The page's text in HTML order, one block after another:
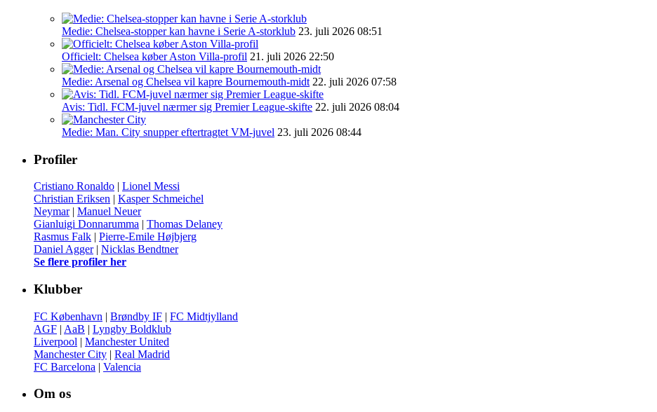
Medie: Chelsea-stopper kan havne i Serie A-storklub 23. juli 2026 08:51
Officielt: Chelsea køber Aston Villa-profil 21. juli 2026 22:50
Medie: Arsenal og Chelsea vil kapre Bournemouth-midt 22. juli 2026 07:58
Avis: Tidl. FCM-juvel nærmer sig Premier League-skifte 22. juli 2026 08:04
Medie: Man. City snupper eftertragtet VM-juvel 23. juli 2026 08:44
Profiler
Cristiano Ronaldo | Lionel Messi
Christian Eriksen | Kasper Schmeichel
Neymar| Manuel Neuer
Gianluigi Donnarumma | Thomas Delaney
Rasmus Falk | Pierre-Emile Højbjerg
Daniel Agger| Nicklas Bendtner
Se flere profiler her
Klubber
FC København | Brøndby IF | FC Midtjylland
AGF | AaB | Lyngby Boldklub
Liverpool | Manchester United
Manchester City | Real Madrid
FC Barcelona | Valencia
Om os